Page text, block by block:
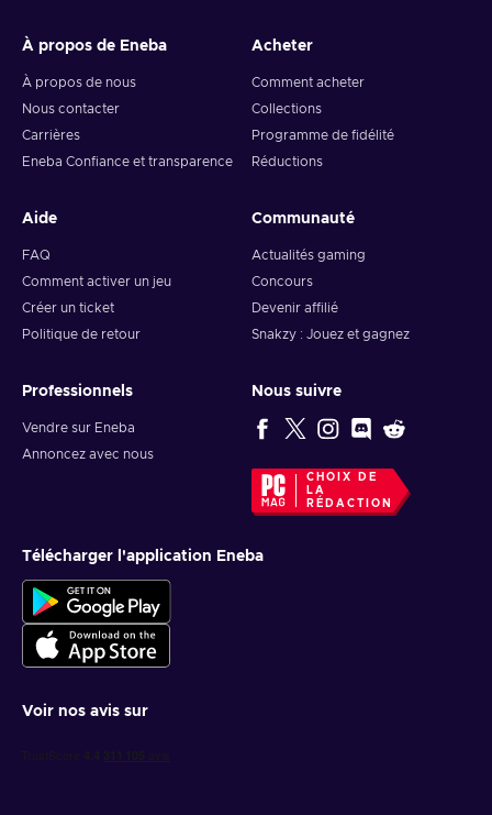
À propos de Eneba
À propos de nous
Nous contacter
Carrières
Eneba Confiance et transparence
Acheter
Comment acheter
Collections
Programme de fidélité
Réductions
Aide
FAQ
Comment activer un jeu
Créer un ticket
Politique de retour
Communauté
Actualités gaming
Concours
Devenir affilié
Snakzy : Jouez et gagnez
Professionnels
Vendre sur Eneba
Annoncez avec nous
Nous suivre
CHOIX DE
LA
RÉDACTION
Télécharger l'application Eneba
Voir nos avis sur